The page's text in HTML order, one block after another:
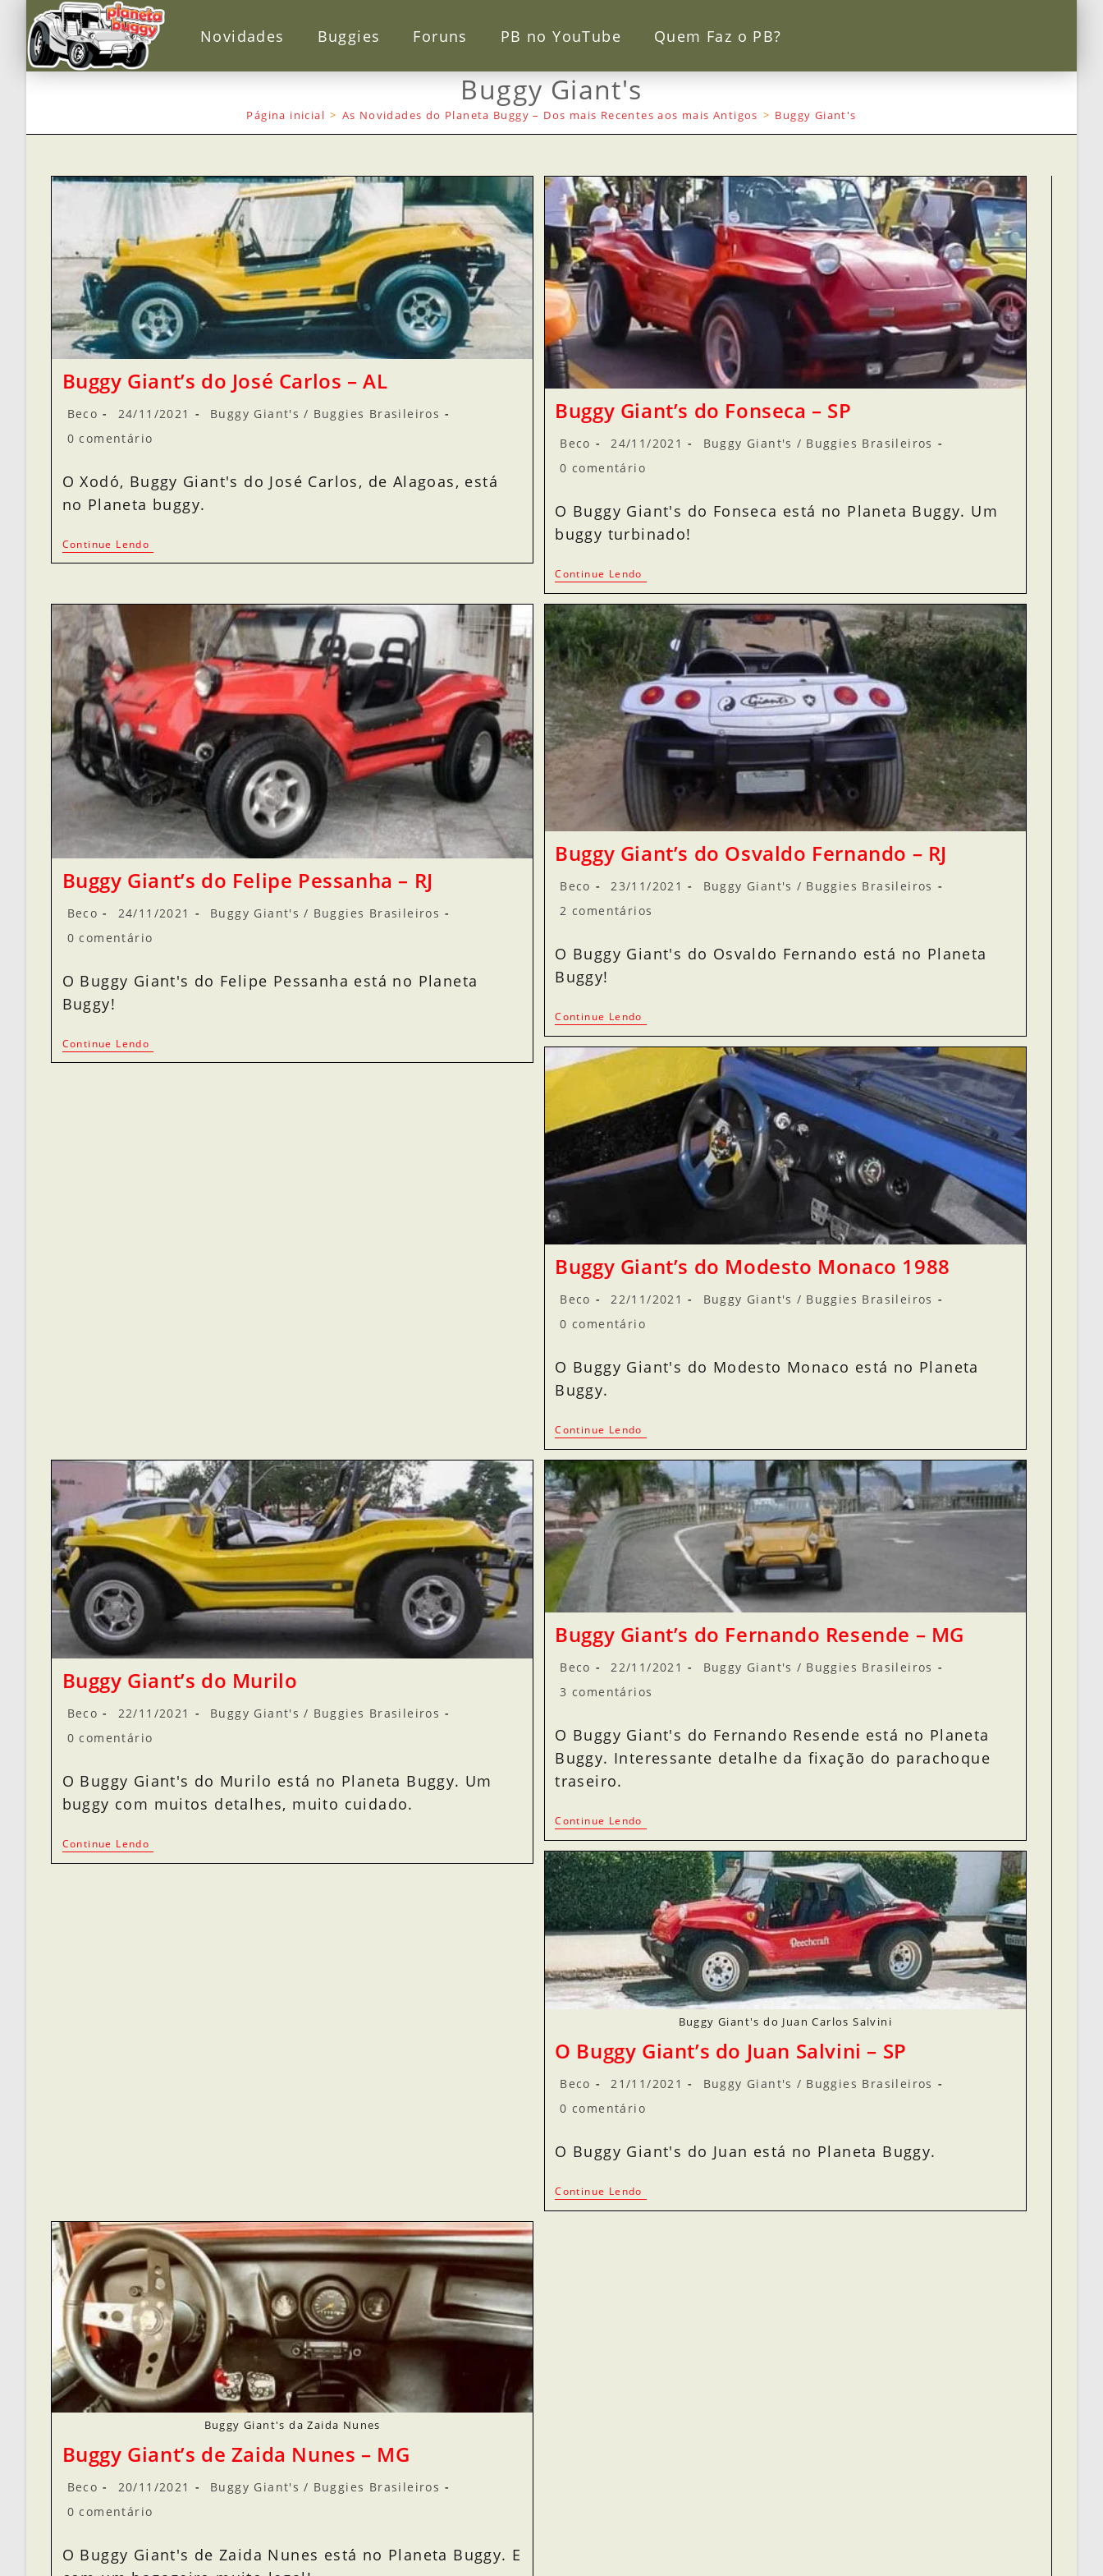
Novidades Buggies Foruns PB no YouTube Quem Faz o PB?
Buggy Giant's
Página inicial > As Novidades do Planeta Buggy – Dos mais Recentes aos mais Antigos > Buggy Giant's
Buggy Giant’s do José Carlos – AL
Beco 24/11/2021 Buggy Giant's / Buggies Brasileiros
0 comentário
O Xodó, Buggy Giant's do José Carlos, de Alagoas, está
no Planeta buggy.
Continue Lendo
Buggy Giant’s do Fonseca – SP
Beco 24/11/2021 Buggy Giant's / Buggies Brasileiros
0 comentário
O Buggy Giant's do Fonseca está no Planeta Buggy. Um
buggy turbinado!
Continue Lendo
Buggy Giant’s do Felipe Pessanha – RJ
Beco 24/11/2021 Buggy Giant's / Buggies Brasileiros
0 comentário
O Buggy Giant's do Felipe Pessanha está no Planeta
Buggy!
Continue Lendo
Buggy Giant’s do Osvaldo Fernando – RJ
Beco 23/11/2021 Buggy Giant's / Buggies Brasileiros
2 comentários
O Buggy Giant's do Osvaldo Fernando está no Planeta
Buggy!
Continue Lendo
Buggy Giant’s do Modesto Monaco 1988
Beco 22/11/2021 Buggy Giant's / Buggies Brasileiros
0 comentário
O Buggy Giant's do Modesto Monaco está no Planeta
Buggy.
Continue Lendo
Buggy Giant’s do Murilo
Beco 22/11/2021 Buggy Giant's / Buggies Brasileiros
0 comentário
O Buggy Giant's do Murilo está no Planeta Buggy. Um
buggy com muitos detalhes, muito cuidado.
Continue Lendo
Buggy Giant’s do Fernando Resende – MG
Beco 22/11/2021 Buggy Giant's / Buggies Brasileiros
3 comentários
O Buggy Giant's do Fernando Resende está no Planeta
Buggy. Interessante detalhe da fixação do parachoque
traseiro.
Continue Lendo
Buggy Giant's do Juan Carlos Salvini
O Buggy Giant’s do Juan Salvini – SP
Beco 21/11/2021 Buggy Giant's / Buggies Brasileiros
0 comentário
O Buggy Giant's do Juan está no Planeta Buggy.
Continue Lendo
Buggy Giant's da Zaida Nunes
Buggy Giant’s de Zaida Nunes – MG
Beco 20/11/2021 Buggy Giant's / Buggies Brasileiros
0 comentário
O Buggy Giant's de Zaida Nunes está no Planeta Buggy. E